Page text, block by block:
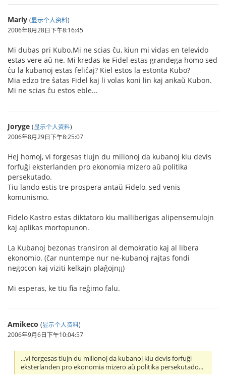
Marly (显示个人资料)
2006年8月28日下午8:16:45
Mi dubas pri Kubo.Mi ne scias ĉu, kiun mi vidas en televido
estas vere aŭ ne. Mi kredas ke Fidel estas grandega homo sed
ĉu la kubanoj estas feliĉaj? Kiel estos la estonta Kubo?
Mia edzo tre ŝatas Fidel kaj li volas koni lin kaj ankaŭ Kubon.
Mi ne scias ĉu estos eble...
Joryge (显示个人资料)
2006年8月29日下午8:25:07
Hej homoj, vi forgesas tiujn du milionoj da kubanoj kiu devis
forfuĝi eksterlanden pro ekonomia mizero aŭ politika
persekutado.
Tiu lando estis tre prospera antaŭ Fidelo, sed venis
komunismo.
Fidelo Kastro estas diktatoro kiu malliberigas alipensemulojn
kaj aplikas mortopunon.
La Kubanoj bezonas transiron al demokratio kaj al libera
ekonomio. (ĉar nuntempe nur ne-kubanoj rajtas fondi
negocon kaj viziti kelkajn plaĝojn¡¡)
Mi esperas, ke tiu fia reĝimo falu.
Amikeco (显示个人资料)
2006年9月6日下午10:04:57
...vi forgesas tiujn du milionoj da kubanoj kiu devis forfuĝi
eksterlanden pro ekonomia mizero aŭ politika persekutado...